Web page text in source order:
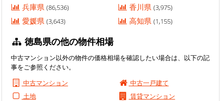
兵庫県(86,536) 香川県(3,975)
愛媛県(3,643) 高知県(1,155)
徳島県の他の物件相場
中古マンション以外の物件の価格相場を確認したい場合は、以下の記
事をご参照ください。
中古マンション
中古一戸建て
土地
賃貸マンション